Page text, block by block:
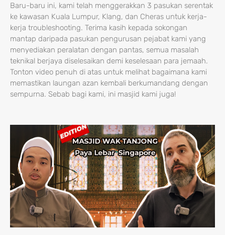
Baru-baru ini, kami telah menggerakkan 3 pasukan serentak
ke kawasan Kuala Lumpur, Klang, dan Cheras untuk kerja-
kerja troubleshooting. Terima kasih kepada sokongan
mantap daripada pasukan pengurusan pejabat kami yang
menyediakan peralatan dengan pantas, semua masalah
teknikal berjaya diselesaikan demi keselesaan para jemaah.
Tonton video penuh di atas untuk melihat bagaimana kami
memastikan laungan azan kembali berkumandang dengan
sempurna. Sebab bagi kami, ini masjid kami juga!